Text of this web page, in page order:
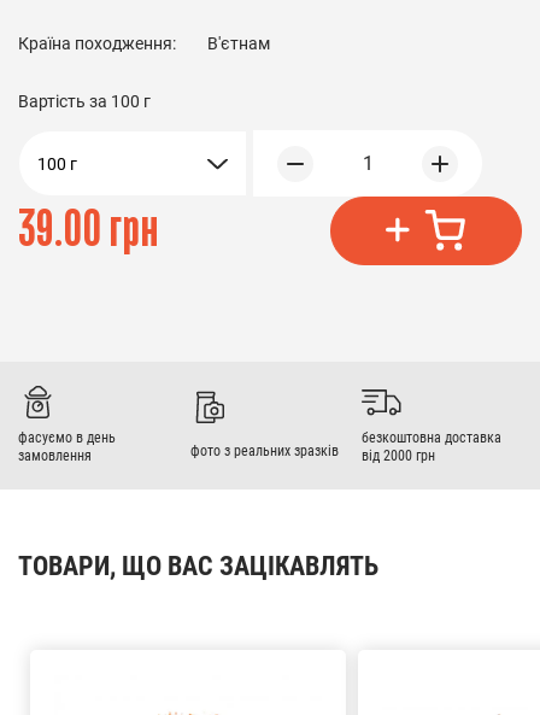
Країна походження: В'єтнам
Вартість за 100 г
100 г 1
39.00 грн
фасуємо в день
замовлення
фото з реальних зразків
безкоштовна доставка
від 2000 грн
ТОВАРИ, ЩО ВАС ЗАЦІКАВЛЯТЬ